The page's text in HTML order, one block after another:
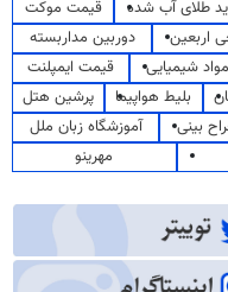
طلای آب شده
قیمت موکت
اربعین
دوربین مداربسته
شیمیایی
قیمت ایمپلنت
بلیط هواپیما
پرشین هتل
بینی
آموزشگاه زبان ملل
مهرینو